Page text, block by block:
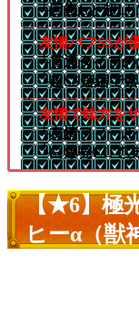
└回復Lと超
友情バフSSが
└貫通タイプ
└超SS短縮で
友情で味方を
└友情フィー
└白爆発ELで
【★6】極
ヒーα（獣